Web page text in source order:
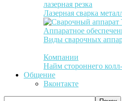
лазерная резка
Лазерная сварка
Аппаратное
Виды сварочных
Компании
Найм стороннего
Общение
Вконтакте